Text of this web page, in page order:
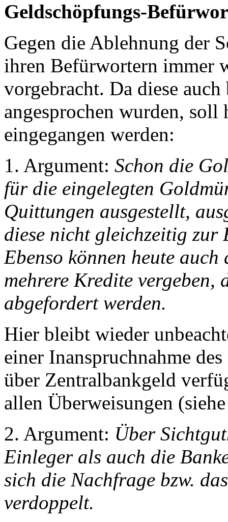
Geldschöpfungs-
Gegen die Ablehnung der
ihren Befürwortern immer
vorgebracht. Da diese
angesprochen wurden,
eingegangen werden:
1. Argument: Schon die
für die eingelegten
Quittungen ausgestellt,
diese nicht gleichzeitig zur
Ebenso können heute
mehrere Kredite
abgefordert werden.
Hier bleibt wieder
einer Inanspruchnahme
über Zentralbankgeld
allen Überweisungen
2. Argument: Über
Einleger als auch die
sich die Nachfrage bzw.
verdoppelt.